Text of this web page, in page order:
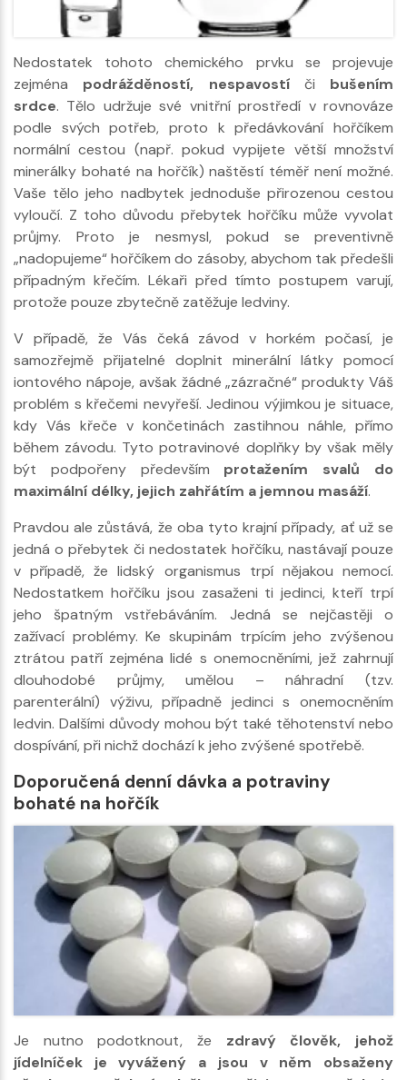
Nedostatek tohoto chemického prvku se projevuje
zejména podrážděností, nespavostí či bušením
srdce. Tělo udržuje své vnitřní prostředí v rovnováze
podle svých potřeb, proto k předávkování hořčíkem
normální cestou (např. pokud vypijete větší množství
minerálky bohaté na hořčík) naštěstí téměř není možné.
Vaše tělo jeho nadbytek jednoduše přirozenou cestou
vyloučí. Z toho důvodu přebytek hořčíku může vyvolat
průjmy. Proto je nesmysl, pokud se preventivně
„nadopujeme“ hořčíkem do zásoby, abychom tak předešli
případným křečím. Lékaři před tímto postupem varují,
protože pouze zbytečně zatěžuje ledviny.
V případě, že Vás čeká závod v horkém počasí, je
samozřejmě přijatelné doplnit minerální látky pomocí
iontového nápoje, avšak žádné „zázračné“ produkty Váš
problém s křečemi nevyřeší. Jedinou výjimkou je situace,
kdy Vás křeče v končetinách zastihnou náhle, přímo
během závodu. Tyto potravinové doplňky by však měly
být podpořeny především protažením svalů do
maximální délky, jejich zahřátím a jemnou masáží.
Pravdou ale zůstává, že oba tyto krajní případy, ať už se
jedná o přebytek či nedostatek hořčíku, nastávají pouze
v případě, že lidský organismus trpí nějakou nemocí.
Nedostatkem hořčíku jsou zasaženi ti jedinci, kteří trpí
jeho špatným vstřebáváním. Jedná se nejčastěji o
zažívací problémy. Ke skupinám trpícím jeho zvýšenou
ztrátou patří zejména lidé s onemocněními, jež zahrnují
dlouhodobé průjmy, umělou – náhradní (tzv.
parenterální) výživu, případně jedinci s onemocněním
ledvin. Dalšími důvody mohou být také těhotenství nebo
dospívání, při nichž dochází k jeho zvýšené spotřebě.
Doporučená denní dávka a potraviny
bohaté na hořčík
Je nutno podotknout, že zdravý člověk, jehož
jídelníček je vyvážený a jsou v něm obsaženy